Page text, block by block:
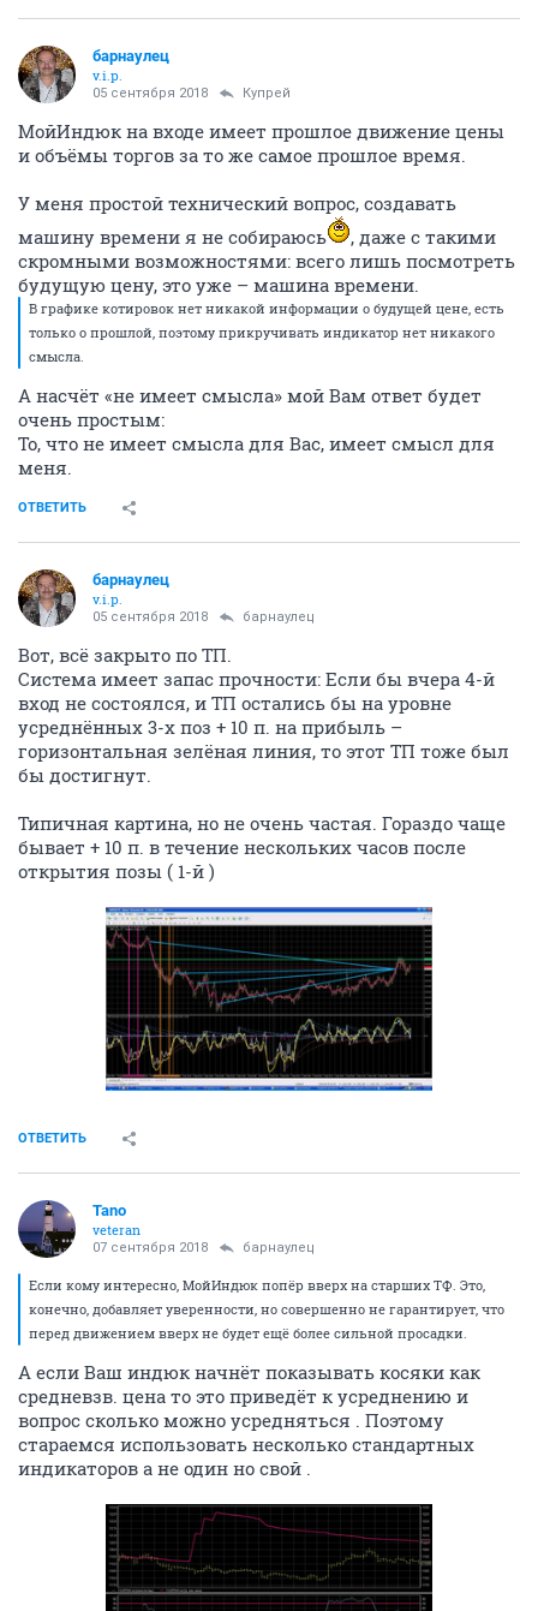
барнаулец
v.i.p.
05 сентября 2018 Купрей
МойИндюк на входе имеет прошлое движение цены
и объёмы торгов за то же самое прошлое время.
У меня простой технический вопрос, создавать
машину времени я не собираюсь
, даже с такими
скромными возможностями: всего лишь посмотреть
будущую цену, это уже – машина времени.
В графике котировок нет никакой информации о будущей цене, есть
только о прошлой, поэтому прикручивать индикатор нет никакого
смысла.
А насчёт «не имеет смысла» мой Вам ответ будет
очень простым:
То, что не имеет смысла для Вас, имеет смысл для
меня.
ОТВЕТИТЬ
барнаулец
v.i.p.
05 сентября 2018 барнаулец
Вот, всё закрыто по ТП.
Система имеет запас прочности: Если бы вчера 4-й
вход не состоялся, и ТП остались бы на уровне
усреднённых 3-х поз + 10 п. на прибыль –
горизонтальная зелёная линия, то этот ТП тоже был
бы достигнут.
Типичная картина, но не очень частая. Гораздо чаще
бывает + 10 п. в течение нескольких часов после
открытия позы ( 1-й )
ОТВЕТИТЬ
Tano
veteran
07 сентября 2018 барнаулец
Если кому интересно, МойИндюк попёр вверх на старших ТФ. Это,
конечно, добавляет уверенности, но совершенно не гарантирует, что
перед движением вверх не будет ещё более сильной просадки.
А если Ваш индюк начнёт показывать косяки как
средневзв. цена то это приведёт к усреднению и
вопрос сколько можно усредняться . Поэтому
стараемся использовать несколько стандартных
индикаторов а не один но свой .